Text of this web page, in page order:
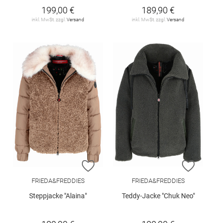
199,00 €
inkl. MwSt. zzgl. Versand
189,90 €
inkl. MwSt. zzgl. Versand
ZUR WUNSCHLISTE HINZUFÜGEN
FRIEDA&FREDDIES
Steppjacke "Alaina"
ZUR
FRIEDA&FREDDIES
Teddy-Jacke "Chuk Neo"